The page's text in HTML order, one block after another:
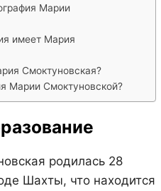
Марии
имеет Мария
Смоктуновская?
Марии Смоктуновской?
родилась 28
Шахты, что находится